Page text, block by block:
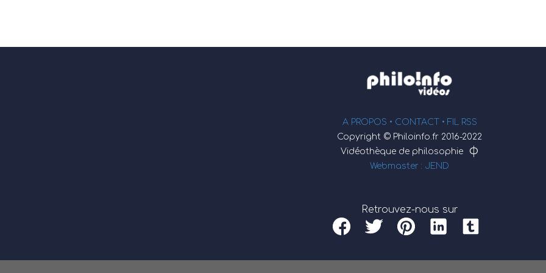
A PROPOS • CONTACT • FIL RSS
Copyright © Philoinfo.fr 2016-2022
Vidéothèque de philosophie
φ
Webmaster : JEND
Retrouvez-nous sur